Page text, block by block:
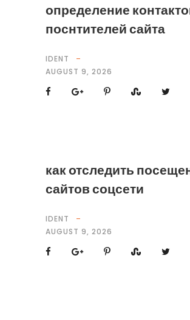
определение
поснтителей сайта
IDENT
AUGUST 9, 2026
как отследить
сайтов соцсети
IDENT
AUGUST 9, 2026